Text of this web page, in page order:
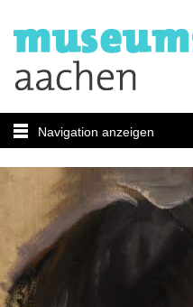
Navigation anzeigen